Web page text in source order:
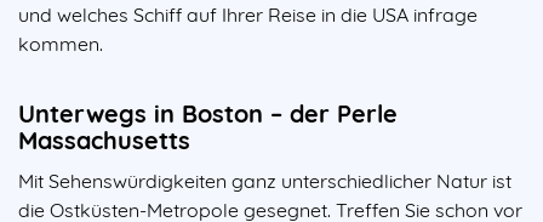
und welches Schiff auf Ihrer Reise in die USA infrage
kommen.
Unterwegs in Boston – der Perle
Massachusetts
Mit Sehenswürdigkeiten ganz unterschiedlicher Natur ist
die Ostküsten-Metropole gesegnet. Treffen Sie schon vor